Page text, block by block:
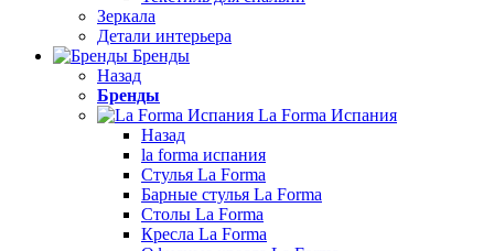
Зеркала
Детали интерьера
Бренды
Назад
Бренды
La Forma Испания
Назад
la forma испания
Стулья La Forma
Барные стулья La Forma
Столы La Forma
Кресла La Forma